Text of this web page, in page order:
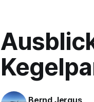
Bernd Jergus